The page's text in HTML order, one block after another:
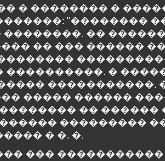
� �������� �
"��������
��
�� ��� ������
�
�����������.
����� ������
��
���������
� �. �.
���